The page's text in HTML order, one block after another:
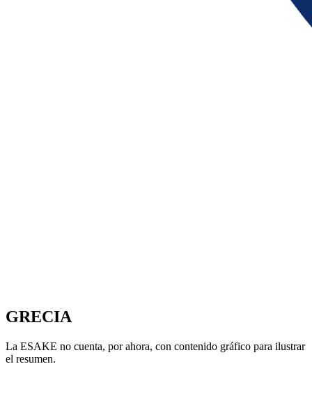
GRECIA
La ESAKE no cuenta, por ahora, con contenido gráfico para ilustrar
el resumen.